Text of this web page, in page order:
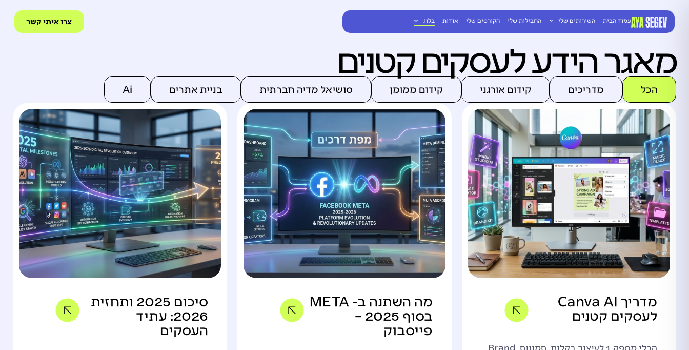
עמוד הבית השירותים שלי החבילות שלי הקורסים שלי אודות בלוג צרו איתי קשר
מאגר הידע לעסקים קטנים
הכל מדריכים קידום אורגני קידום ממומן סושיאל מדיה חברתית בניית אתרים Ai
מדריך Canva AI
לעסקים קטנים
הכלי מספק 1 לעיצוב בקלות, תמונות, Brand
מה השתנה ב- META
בסוף 2025 –
פייסבוק
סיכום 2025 ותחזית
2026: עתיד
העסקים